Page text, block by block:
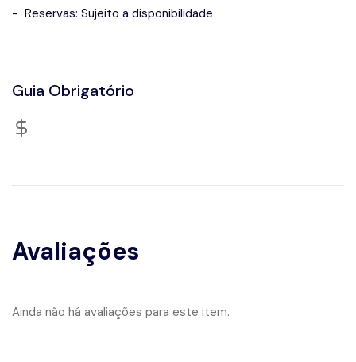
- Reservas: Sujeito a disponibilidade
Guia Obrigatório
Avaliações
Ainda não há avaliações para este item.